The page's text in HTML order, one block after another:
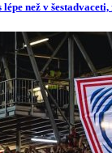
než v